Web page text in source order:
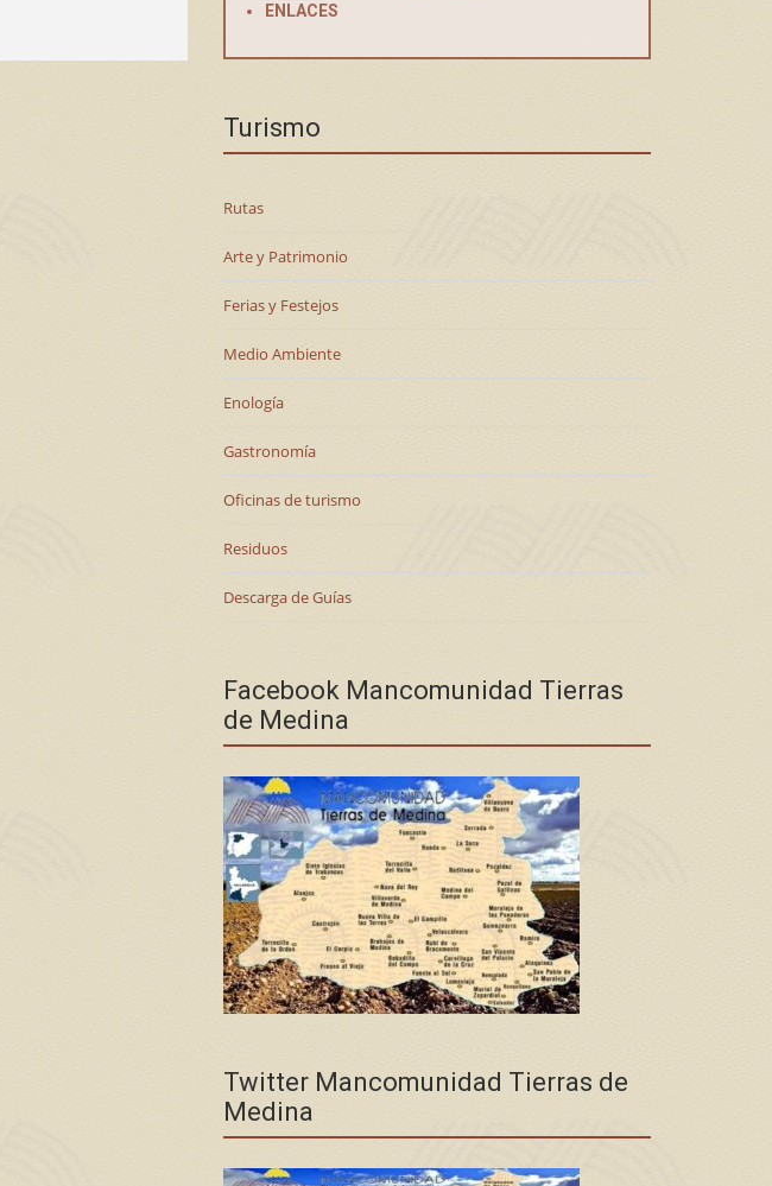
ENLACES
Turismo
Rutas
Arte y Patrimonio
Ferias y Festejos
Medio Ambiente
Enología
Gastronomía
Oficinas de turismo
Residuos
Descarga de Guías
Facebook Mancomunidad Tierras
de Medina
Twitter Mancomunidad Tierras de
Medina